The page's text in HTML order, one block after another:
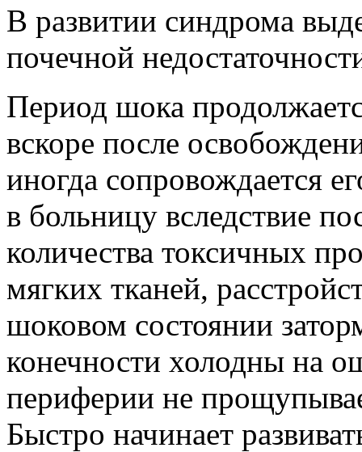
В развитии синдрома
почечной
Период шока
вскоре после
иногда сопровождается
в больницу вследствие
количества токсичных
мягких тканей,
шоковом состоянии
конечности холодны на
периферии не
Быстро начинает